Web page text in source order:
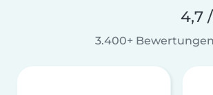
4,7
3.400+ Bewertungen